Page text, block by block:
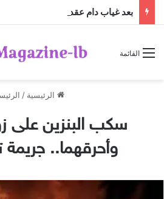
القائمة
الرئيسية /
سكب البنزين على
وأحرقهما..